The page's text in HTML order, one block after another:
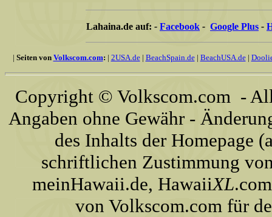
Lahaina.de auf: - Facebook - Google Plus -
| Seiten von Volkscom.com: | 2USA.de| BeachSpain.de| BeachUSA.de|
Copyright © Volkscom.com -
Angaben ohne Gewähr -
des Inhalts der Homepage
schriftlichen Zustimmung
meinHawaii.de, HawaiiXL
von Volkscom.com für